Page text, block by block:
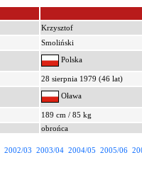
Krzysztof
Smoliński
Polska
28 sierpnia 1979 (46 lat)
Oława
189 cm / 85 kg
obrońca
2002/03 2003/04 2004/05 2005/06